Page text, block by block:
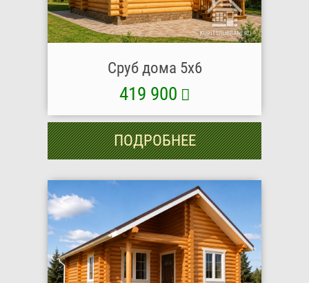
Сруб дома 5х6
419 900
ПОДРОБНЕЕ